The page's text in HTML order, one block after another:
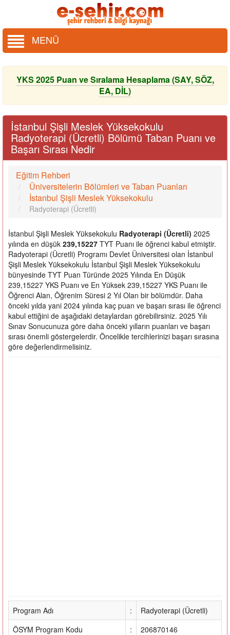
MENÜ
YKS 2025 Puan ve Sıralama Hesaplama (SAY, SÖZ,
EA, DİL)
İstanbul Şişli Meslek Yüksekokulu
Radyoterapi (Ücretli) Bölümü Taban Puanı ve
Başarı Sırası Nedir
Eğitim Rehberi
Üniversitelerin Bölümleri ve Taban Puanları
İstanbul Şişli Meslek Yüksekokulu
Radyoterapi (Ücretli)
İstanbul Şişli Meslek Yüksekokulu Radyoterapi (Ücretli) 2025
yılında en düşük 239,15227 TYT Puanı ile öğrenci kabul etmiştir.
Radyoterapi (Ücretli) Programı Devlet Üniversitesi olan İstanbul
Şişli Meslek Yüksekokulu İstanbul Şişli Meslek Yüksekokulu
bünyesinde TYT Puan Türünde 2025 Yılında En Düşük
239,15227 YKS Puanı ve En Yüksek 239,15227 YKS Puanı ile
Öğrenci Alan, Öğrenim Süresi 2 Yıl Olan bir bölümdür. Daha
önceki yılda yani 2024 yılında kaç puan ve başarı sırası ile öğrenci
kabul ettiğini de aşağıdaki detaylardan görebilirsiniz. 2025 Yılı
Sınav Sonucunuza göre daha önceki yılların puanları ve başarı
sırası önemli göstergelerdir. Öncelikle tercihlerinizi başarı sırasına
göre değerlendirmelisiniz.
Program Adı :
Radyoterapi (Ücretli)
ÖSYM Program Kodu
:
206870146